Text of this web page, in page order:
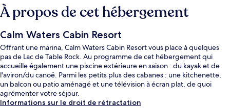
À propos de cet hébergement
Calm Waters Cabin Resort
Offrant une marina, Calm Waters Cabin Resort vous place à quelques
pas de Lac de Table Rock. Au programme de cet hébergement qui
accueille également une piscine extérieure en saison : du kayak et de
l'aviron/du canoë. Parmi les petits plus des cabanes : une kitchenette,
un balcon ou patio aménagé et une télévision à écran plat, de quoi
agrémenter votre séjour.
Informations sur le droit de rétractation